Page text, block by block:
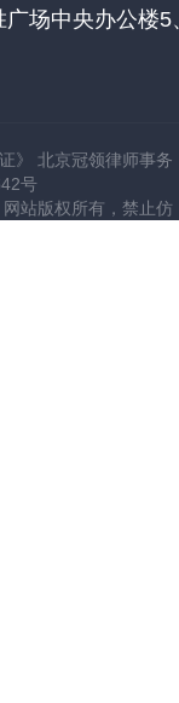
场中央办公楼5
》 北京冠领律师事务
号
站版权所有，禁止仿